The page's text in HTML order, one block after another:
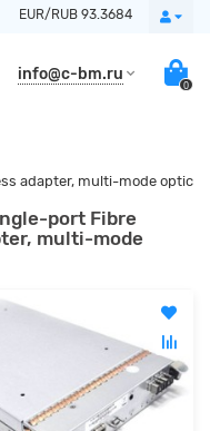
EUR/RUB 93.3684
info@c-bm.ru
0
adapter, multi-mode optic
port Fibre
multi-mode